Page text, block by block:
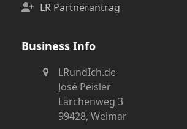
LR Partnerantrag
Business Info
LRundIch.de
José Peisler
Lärchenweg 3
99428, Weimar